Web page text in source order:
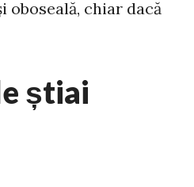
oboseală, chiar dacă
știai